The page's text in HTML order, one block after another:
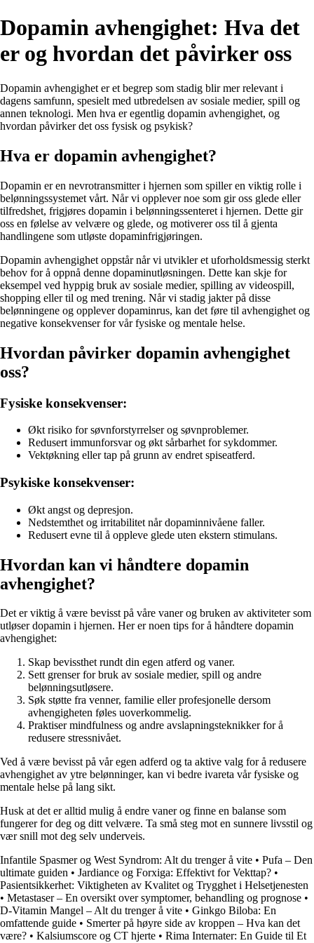
Dopamin avhengighet: Hva det
er og hvordan det påvirker oss
Dopamin avhengighet er et begrep som stadig blir mer relevant i
dagens samfunn, spesielt med utbredelsen av sosiale medier, spill og
annen teknologi. Men hva er egentlig dopamin avhengighet, og
hvordan påvirker det oss fysisk og psykisk?
Hva er dopamin avhengighet?
Dopamin er en nevrotransmitter i hjernen som spiller en viktig rolle i
belønningssystemet vårt. Når vi opplever noe som gir oss glede eller
tilfredshet, frigjøres dopamin i belønningssenteret i hjernen. Dette gir
oss en følelse av velvære og glede, og motiverer oss til å gjenta
handlingene som utløste dopaminfrigjøringen.
Dopamin avhengighet oppstår når vi utvikler et uforholdsmessig sterkt
behov for å oppnå denne dopaminutløsningen. Dette kan skje for
eksempel ved hyppig bruk av sosiale medier, spilling av videospill,
shopping eller til og med trening. Når vi stadig jakter på disse
belønningene og opplever dopaminrus, kan det føre til avhengighet og
negative konsekvenser for vår fysiske og mentale helse.
Hvordan påvirker dopamin avhengighet
oss?
Fysiske konsekvenser:
Økt risiko for søvnforstyrrelser og søvnproblemer.
Redusert immunforsvar og økt sårbarhet for sykdommer.
Vektøkning eller tap på grunn av endret spiseatferd.
Psykiske konsekvenser:
Økt angst og depresjon.
Nedstemthet og irritabilitet når dopaminnivåene faller.
Redusert evne til å oppleve glede uten ekstern stimulans.
Hvordan kan vi håndtere dopamin
avhengighet?
Det er viktig å være bevisst på våre vaner og bruken av aktiviteter som
utløser dopamin i hjernen. Her er noen tips for å håndtere dopamin
avhengighet:
Skap bevissthet rundt din egen atferd og vaner.
Sett grenser for bruk av sosiale medier, spill og andre
belønningsutløsere.
Søk støtte fra venner, familie eller profesjonelle dersom
avhengigheten føles uoverkommelig.
Praktiser mindfulness og andre avslapningsteknikker for å
redusere stressnivået.
Ved å være bevisst på vår egen adferd og ta aktive valg for å redusere
avhengighet av ytre belønninger, kan vi bedre ivareta vår fysiske og
mentale helse på lang sikt.
Husk at det er alltid mulig å endre vaner og finne en balanse som
fungerer for deg og ditt velvære. Ta små steg mot en sunnere livsstil og
vær snill mot deg selv underveis.
Infantile Spasmer og West Syndrom: Alt du trenger å vite • Pufa – Den
ultimate guiden • Jardiance og Forxiga: Effektivt for Vekttap? •
Pasientsikkerhet: Viktigheten av Kvalitet og Trygghet i Helsetjenesten
• Metastaser – En oversikt over symptomer, behandling og prognose •
D-Vitamin Mangel – Alt du trenger å vite • Ginkgo Biloba: En
omfattende guide • Smerter på høyre side av kroppen – Hva kan det
være? • Kalsiumscore og CT hjerte • Rima Internater: En Guide til Et